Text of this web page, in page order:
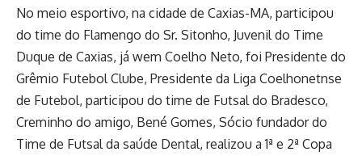
No meio esportivo, na cidade de Caxias-MA, participou
do time do Flamengo do Sr. Sitonho, Juvenil do Time
Duque de Caxias, já wem Coelho Neto, foi Presidente do
Grêmio Futebol Clube, Presidente da Liga Coelhonetnse
de Futebol, participou do time de Futsal do Bradesco,
Creminho do amigo, Bené Gomes, Sócio fundador do
Time de Futsal da saúde Dental, realizou a 1ª e 2ª Copa